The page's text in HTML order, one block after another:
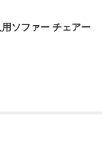
ソファー チェアー